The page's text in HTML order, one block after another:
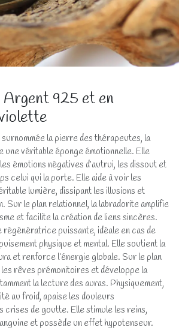
Argent 925 et en
la pierre des thérapeutes, la
une véritable éponge émotionnelle. Elle
émotions négatives d’autrui, les dissout et
celui qui la porte. Elle aide à voir les
lumière, dissipant les illusions et
Sur le plan relationnel, la labradorite amplifie
et facilite la création de liens sincères.
régénératrice puissante, idéale en cas de
physique et mental. Elle soutient la
et renforce l’énergie globale. Sur le plan
rêves prémonitoires et développe la
la lecture des auras. Physiquement,
au froid, apaise les douleurs
crises de goutte. Elle stimule les reins,
et possède un effet hypotenseur.